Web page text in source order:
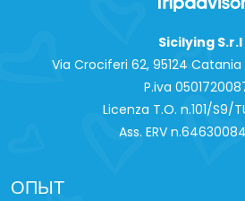
Sicilying S.r.l
Via Crociferi 62, 95124
P.iva
Licenza T.O. n.101/S9/
Ass. ERV
ОПЫТ